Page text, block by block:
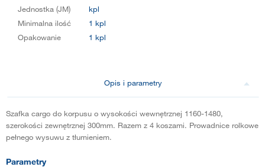
Jednostka (JM)
kpl
Minimalna ilość
1 kpl
Opakowanie
1 kpl
Opis i parametry
Szafka cargo do korpusu o wysokości wewnętrznej 1160-1480,
szerokości zewnętrznej 300mm. Razem z 4 koszami. Prowadnice rolkowe
pełnego wysuwu z tłumieniem.
Parametry